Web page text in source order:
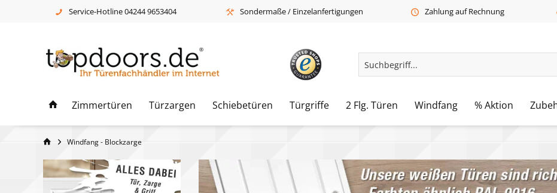
Service-Hotline 04244 9653404 Sondermaße / Einzelanfertigungen Zahlung auf Rechnung
Zimmertüren Türzargen Schiebetüren Türgriffe 2 Flg. Türen Windfang % Aktion
Windfang - Blockzarge